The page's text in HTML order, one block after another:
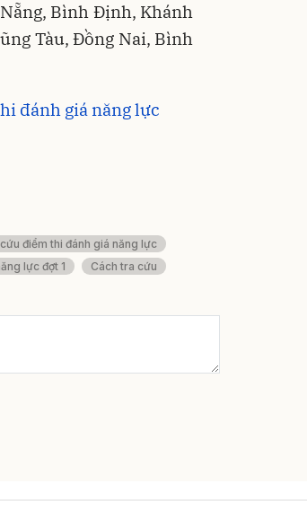
Bình Định, Khánh
Tàu, Đồng Nai, Bình
đánh giá năng lực
điểm thi đánh giá năng lực
lực đợt 1 Cách tra cứu